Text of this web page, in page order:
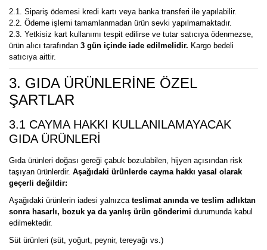
2.1. Sipariş ödemesi kredi kartı veya banka transferi ile yapılabilir.
2.2. Ödeme işlemi tamamlanmadan ürün sevki yapılmamaktadır.
2.3. Yetkisiz kart kullanımı tespit edilirse ve tutar satıcıya ödenmezse,
ürün alıcı tarafından 3 gün içinde iade edilmelidir. Kargo bedeli
satıcıya aittir.
3. GIDA ÜRÜNLERİNE ÖZEL
ŞARTLAR
3.1 CAYMA HAKKI KULLANILAMAYACAK
GIDA ÜRÜNLERİ
Gıda ürünleri doğası gereği çabuk bozulabilen, hijyen açısından risk
taşıyan ürünlerdir. Aşağıdaki ürünlerde cayma hakkı yasal olarak
geçerli değildir:
Aşağıdaki ürünlerin iadesi yalnızca teslimat anında ve teslim adlıktan
sonra hasarlı, bozuk ya da yanlış ürün gönderimi durumunda kabul
edilmektedir.
Süt ürünleri (süt, yoğurt, peynir, tereyağı vs.)